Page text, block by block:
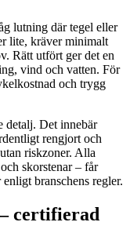
lutning där tegel eller
lite, kräver minimalt
Rätt utfört ger det en
vind och vatten. För
och trygg
detalj. Det innebär
rengjort och
riskzoner. Alla
skorstenar – får
branschens regler.
certifierad